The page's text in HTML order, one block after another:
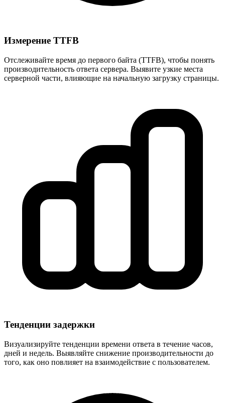
Измерение TTFB
Отслеживайте время до первого байта (TTFB), чтобы понять
производительность ответа сервера. Выявите узкие места
серверной части, влияющие на начальную загрузку страницы.
Тенденции задержки
Визуализируйте тенденции времени ответа в течение часов,
дней и недель. Выявляйте снижение производительности до
того, как оно повлияет на взаимодействие с пользователем.